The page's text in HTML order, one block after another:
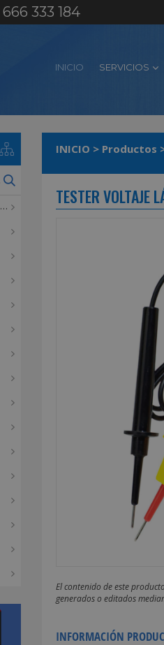
666 333 184
INICIO SERVICIOS
INICIO > Productos
TESTER VOLTAJE
El contenido de este
generados o editados
INFORMACIÓN